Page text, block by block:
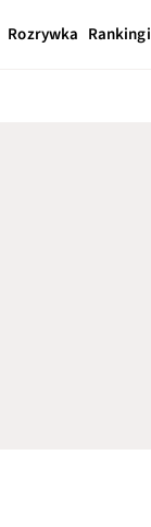
Rozrywka Rankingi